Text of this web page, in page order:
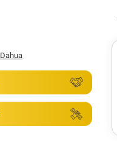
Dahua